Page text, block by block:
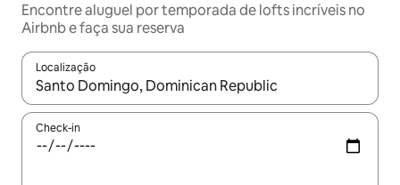
Encontre aluguel por temporada de lofts incríveis no
Airbnb e faça sua reserva
Localização
Quando os resultados estiverem disponíveis, explore-os
Check-in